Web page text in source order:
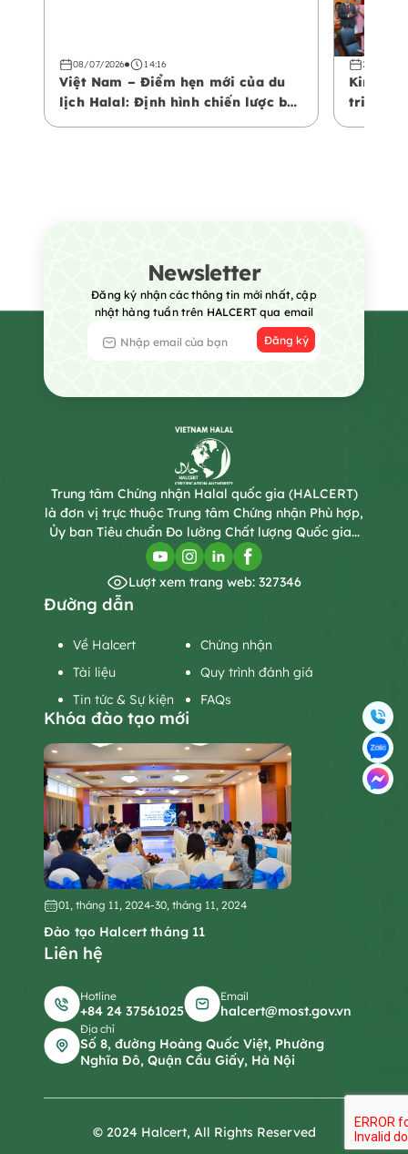
08/07/2026 14:16
Việt Nam – Điểm hẹn mới của du
lịch Halal: Định hình chiến lược bứt
22/04/
Kinh tế
triển
Newsletter
Đăng ký nhận các thông tin mới nhất, cập
nhật hàng tuần trên HALCERT qua email
Đăng ký
Trung tâm Chứng nhận Halal quốc gia (HALCERT)
là đơn vị trực thuộc Trung tâm Chứng nhận Phù hợp,
Ủy ban Tiêu chuẩn Đo lường Chất lượng Quốc gia...
Lượt xem trang web: 327346
Đường dẫn
Về Halcert
Chứng nhận
Tài liệu
Quy trình đánh giá
Tin tức & Sự kiện
FAQs
Khóa đào tạo mới
01, tháng 11, 2024-30, tháng 11, 2024
Đào tạo Halcert tháng 11
Liên hệ
Hotline
+84 24 37561025
Email
halcert@most.gov.vn
Địa chỉ
Số 8, đường Hoàng Quốc Việt, Phường
Nghĩa Đô, Quận Cầu Giấy, Hà Nội
© 2024 Halcert, All Rights Reserved